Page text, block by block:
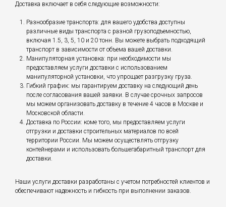
Доставка включает в себя следующие возможности:
Разнообразие транспорта: для вашего удобства доступны
различные виды транспорта с разной грузоподъемностью,
включая 1.5, 3, 5, 10 и 20 тонн. Вы можете выбрать подходящий
транспорт в зависимости от объема вашей доставки.
Манипуляторная установка: при необходимости мы
предоставляем услуги доставки с использованием
манипуляторной установки, что упрощает разгрузку груза.
Гибкий график: мы гарантируем доставку на следующий день
после согласования вашей заявки. В случае срочных запросов
мы можем организовать доставку в течение 4 часов в Москве и
Московской области.
Доставка по России: коме того, мы предоставляем услуги
отгрузки и доставки строительных материалов по всей
территории России. Мы можем осуществлять отгрузку
контейнерами и использовать большегабаритный транспорт для
доставки.
Наши услуги доставки разработаны с учетом потребностей клиентов и
обеспечивают надежность и гибкость при выполнении заказов.